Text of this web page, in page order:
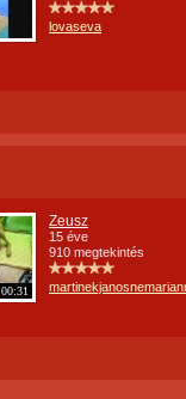
lovaseva
00:31
Zeusz
15 éve
910 megtekintés